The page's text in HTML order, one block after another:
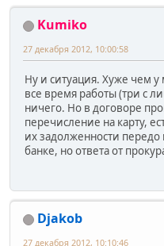
Kumiko
27 декабря 2012, 10:00:58
Ну и ситуация. Хуже чем
все время работы (три с
ничего. Но в договоре
перечисление на карту,
их задолженности передо
банке, но ответа от
Djakob
27 декабря 2012, 10:10:46